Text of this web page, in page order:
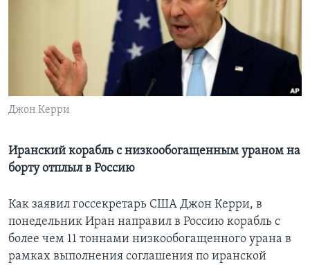
СОЦИАЛЬНЫЕ СЕТИ
Джон Керри
Иранский корабль с низкообогащенным ураном на
борту отплыл в Россию
Как заявил госсекретарь США Джон Керри, в
понедельник Иран направил в Россию корабль с
более чем 11 тоннами низкообогащенного урана в
рамках выполнения соглашения по иранской